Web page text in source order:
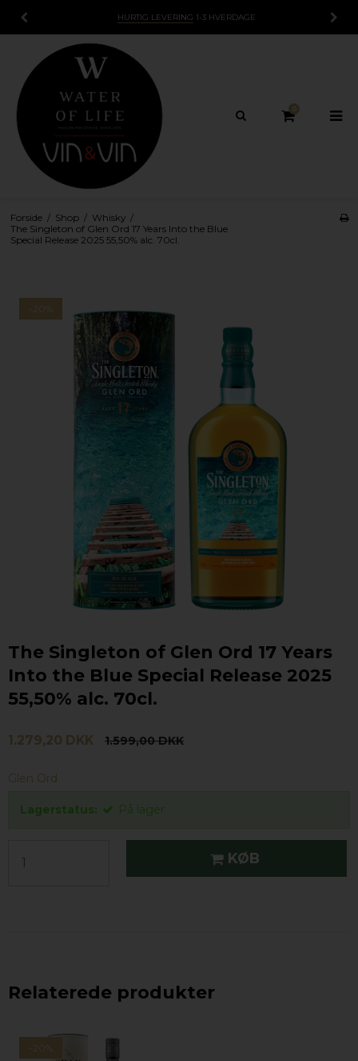
HURTIG LEVERING1-3 HVERDAGE
0
Forside / Shop / Whisky /
The Singleton of Glen Ord 17 Years Into the Blue
Special Release 2025 55,50% alc. 70cl.
-20%
The Singleton of Glen Ord 17 Years
Into the Blue Special Release 2025
55,50% alc. 70cl.
1.279,20 DKK 1.599,00 DKK
Glen Ord
Lagerstatus: På lager
KØB
Relaterede produkter
-20%